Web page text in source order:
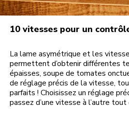
10 vitesses pour un
La lame asymétrique et les
permettent d’obtenir différentes
épaisses, soupe de tomates
de réglage précis de la vitesse,
parfaits ! Choisissez un réglage
passez d’une vitesse à l’autre tout